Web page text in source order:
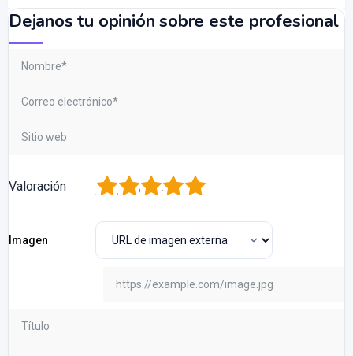
Dejanos tu opinión sobre este profesional
Valoración 5
4
3
2
Imagen